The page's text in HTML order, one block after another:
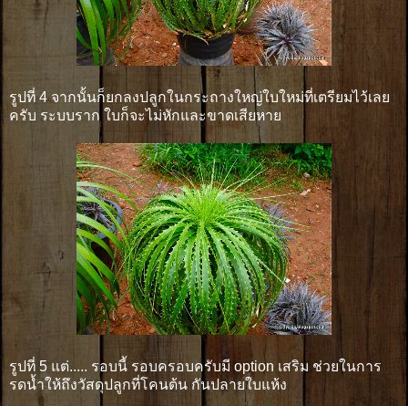
รูปที่ 4 จากนั้นก็ยกลงปลูกในกระถางใหญ่ใบใหม่ที่เตรียมไว้เลย
ครับ ระบบราก ใบก็จะไม่หักและขาดเสียหาย
รูปที่ 5 แต่..... รอบนี้ รอบครอบครับมี option เสริม ช่วยในการ
รดน้ำให้ถึงวัสดุปลูกที่โคนต้น กันปลายใบแห้ง